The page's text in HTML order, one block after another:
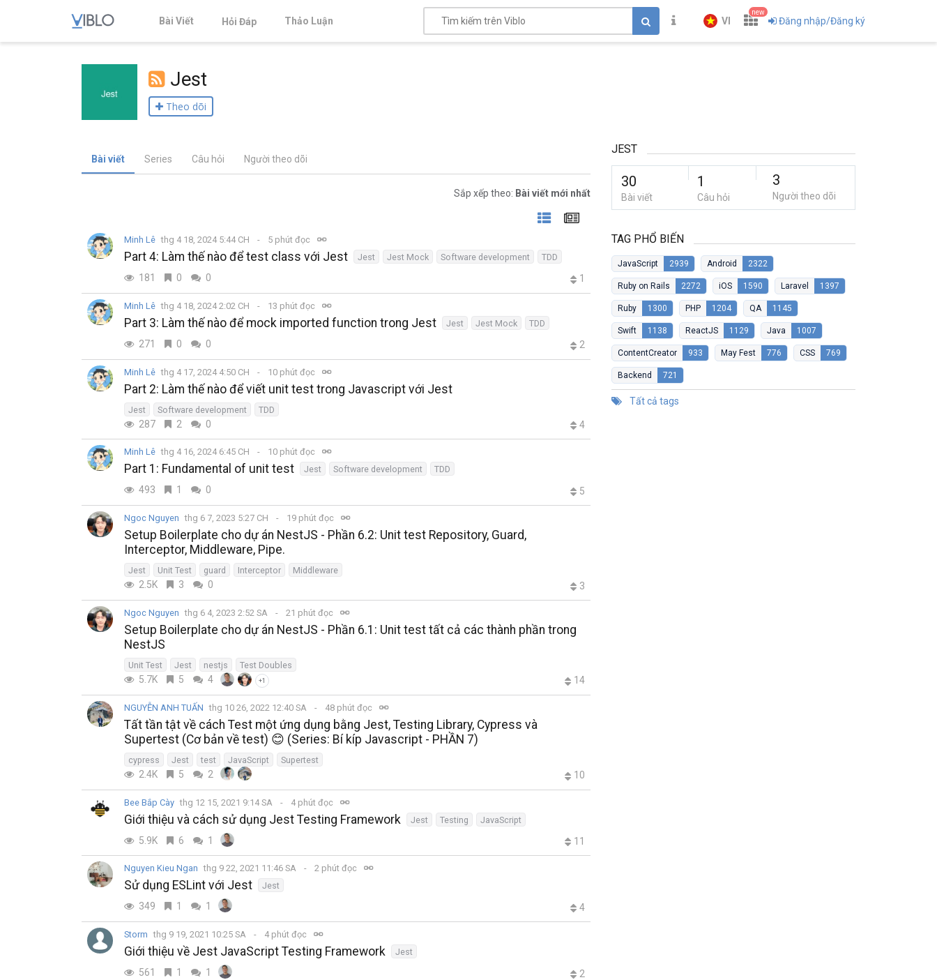
Bài Viết Hỏi Đáp Thảo Luận VI
new
Đăng nhập/Đăng ký
Jest
Theo dõi
Bài viết Series Câu hỏi Người theo dõi
Sắp xếp theo: Bài viết mới nhất
Minh Lê thg 4 18, 2024 5:44 CH 5 phút đọc
Part 4: Làm thế nào để test class với Jest Jest Jest Mock Software development TDD
181 0 0 1
Minh Lê thg 4 18, 2024 2:02 CH 13 phút đọc
Part 3: Làm thế nào để mock imported function trong Jest Jest Jest Mock TDD
271 0 0 2
Minh Lê thg 4 17, 2024 4:50 CH 10 phút đọc
Part 2: Làm thế nào để viết unit test trong Javascript với Jest
Jest Software development TDD
287 2 0 4
Minh Lê thg 4 16, 2024 6:45 CH 10 phút đọc
Part 1: Fundamental of unit test Jest Software development TDD
493 1 0 5
Ngoc Nguyen thg 6 7, 2023 5:27 CH 19 phút đọc
Setup Boilerplate cho dự án NestJS - Phần 6.2: Unit test Repository, Guard,
Interceptor, Middleware, Pipe.
Jest Unit Test guard Interceptor Middleware
2.5K 3 0 3
Ngoc Nguyen thg 6 4, 2023 2:52 SA 21 phút đọc
Setup Boilerplate cho dự án NestJS - Phần 6.1: Unit test tất cả các thành phần trong
NestJS
Unit Test Jest nestjs Test Doubles
5.7K 5 4 +1 14
NGUYỄN ANH TUẤN thg 10 26, 2022 12:40 SA 48 phút đọc
Tất tần tật về cách Test một ứng dụng bằng Jest, Testing Library, Cypress và
Supertest (Cơ bản về test) 😊 (Series: Bí kíp Javascript - PHẦN 7)
cypress Jest test JavaScript Supertest
2.4K 5 2 10
Bee Bắp Cày thg 12 15, 2021 9:14 SA 4 phút đọc
Giới thiệu và cách sử dụng Jest Testing Framework Jest Testing JavaScript
5.9K 6 1 11
Nguyen Kieu Ngan thg 9 22, 2021 11:46 SA 2 phút đọc
Sử dụng ESLint với Jest Jest
349 1 1 4
Storm thg 9 19, 2021 10:25 SA 4 phút đọc
Giới thiệu về Jest JavaScript Testing Framework Jest
561 1 1 2
JEST
30
Bài viết
1
Câu hỏi
3
Người theo dõi
TAG PHỔ BIẾN
JavaScript 2939 Android 2322
Ruby on Rails 2272 iOS 1590 Laravel 1397
Ruby 1300 PHP 1204 QA 1145
Swift 1138 ReactJS 1129 Java 1007
ContentCreator 933 May Fest 776 CSS 769
Backend 721
Tất cả tags